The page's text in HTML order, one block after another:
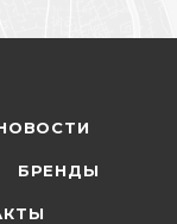
БРЕНДЫ